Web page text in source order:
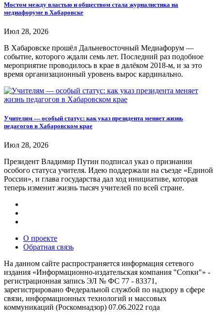
Мостом между властью и обществом стала журналистика на
медиафоруме в Хабаровске
Июл 28, 2026
В Хабаровске прошёл Дальневосточный Медиафорум —
событие, которого ждали семь лет. Последний раз подобное
мероприятие проводилось в крае в далёком 2018-м, и за это
время организационный уровень вырос кардинально.
Учителям — особый статус: как указ президента меняет жизнь
педагогов в Хабаровском крае
Июл 28, 2026
Президент Владимир Путин подписал указ о признании
особого статуса учителя. Идею поддержали на съезде «Единой
России», и глава государства дал ход инициативе, которая
теперь изменит жизнь тысяч учителей по всей стране.
О проекте
Обратная связь
На данном сайте распространяется информация сетевого
издания «Информационно-издательская компания "Сопки"» -
регистрационная запись ЭЛ № ФС 77 - 83371,
зарегистрировано Федеральной службой по надзору в сфере
связи, информационных технологий и массовых
коммуникаций (Роскомнадзор) 07.06.2022 года